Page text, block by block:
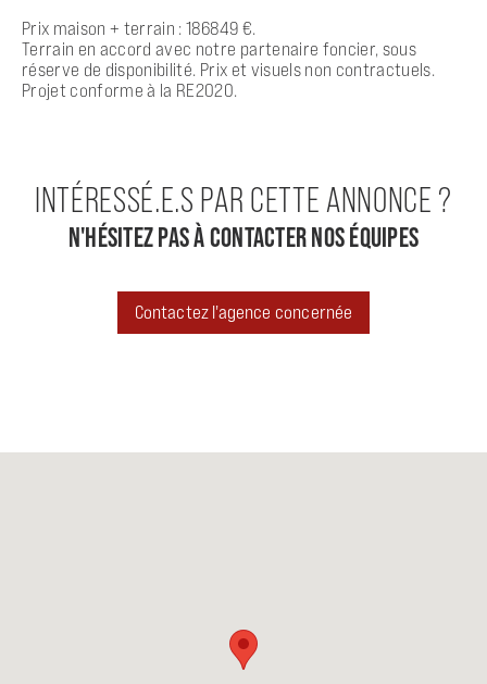
Prix maison + terrain : 186849 €.
Terrain en accord avec notre partenaire foncier, sous
réserve de disponibilité. Prix et visuels non contractuels.
Projet conforme à la RE2020.
N'HÉSITEZ PAS À CONTACTER NOS ÉQUIPES
INTÉRESSÉ.E.S PAR CETTE ANNONCE ?
Contactez l'agence concernée